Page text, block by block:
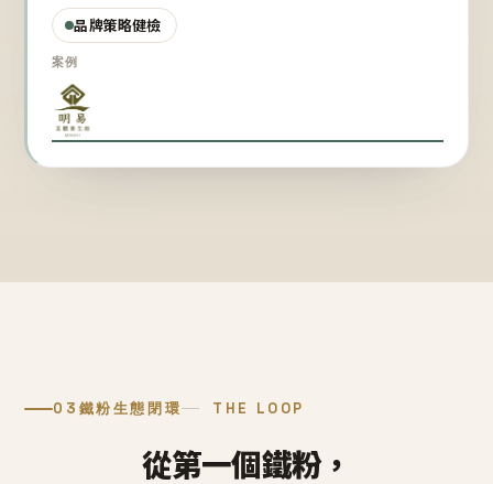
品牌策略健檢
案例
03 鐵粉生態閉環 THE LOOP
從第一個鐵粉，